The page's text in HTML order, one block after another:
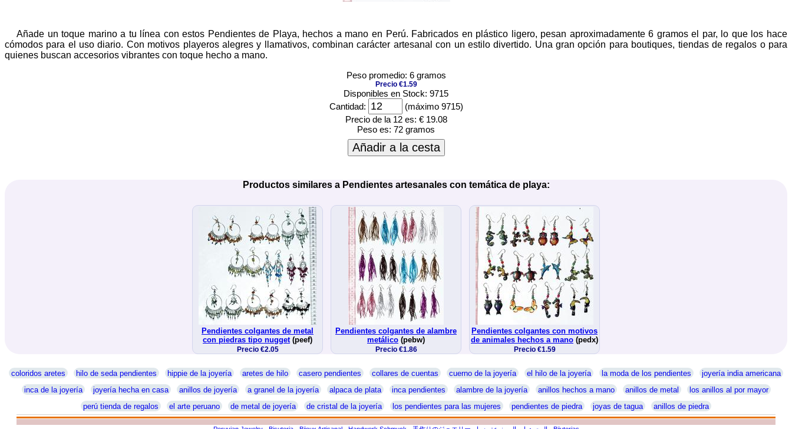
Añade un toque marino a tu línea con estos Pendientes de Playa, hechos a mano en Perú. Fabricados en plástico ligero, pesan aproximadamente 6 gramos el par, lo que los hace
cómodos para el uso diario. Con motivos playeros alegres y llamativos, combinan carácter artesanal con un estilo divertido. Una gran opción para boutiques, tiendas de regalos o para
quienes buscan accesorios vibrantes con toque hecho a mano.
Peso promedio: 6 gramos
Precio €1.59
Disponibles en Stock: 9715
Cantidad:
(máximo 9715)
Precio de la 12 es: € 19.08
Peso es: 72 gramos
Añadir a la cesta
Productos similares a Pendientes artesanales con temática de playa:
Pendientes colgantes de metal
con piedras tipo nugget(peef)
Precio €2.05
Pendientes colgantes de alambre
metálico (pebw)
Precio €1.86
Pendientes colgantes con motivos
de animales hechos a mano (pedx)
Precio €1.59
coloridos aretes hilo de seda pendientes hippie de la joyería aretes de hilo casero pendientes collares de cuentas cuerno de la joyería el hilo de la joyería la moda de los pendientes
joyería india americana
inca de la joyería
joyería hecha en casa anillos de joyería a granel de la joyería alpaca de plata inca pendientes alambre de la joyería anillos hechos a mano anillos de metal
los anillos al por mayor
perú tienda de regalos
el arte peruano de metal de joyería de cristal de la joyería los pendientes para las mujeres pendientes de piedra joyas de tagua anillos de piedra